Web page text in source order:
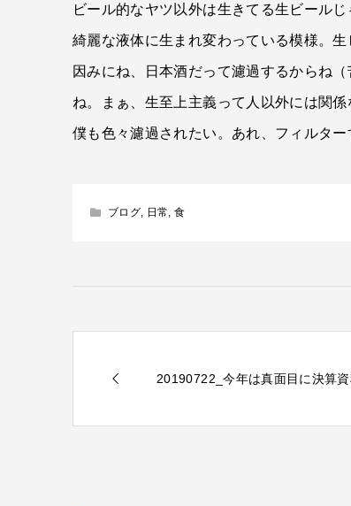
ビール的なヤツ以外は生きてる生ビール
綺麗な液体に生まれ変わっている模様。
因みにね、日本酒だって濾過するからね
ね。まぁ、生至上主義って人以外には関係
僕も色々濾過されたい。あれ、フィルター
ブログ, 日常,食
20190722_今年は真面目に決算